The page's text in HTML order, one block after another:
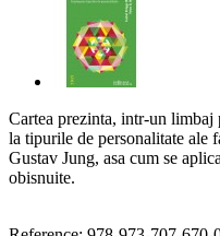
Cartea prezinta, intr-un limbaj
la tipurile de personalitate ale
Gustav Jung, asa cum se
obisnuite.